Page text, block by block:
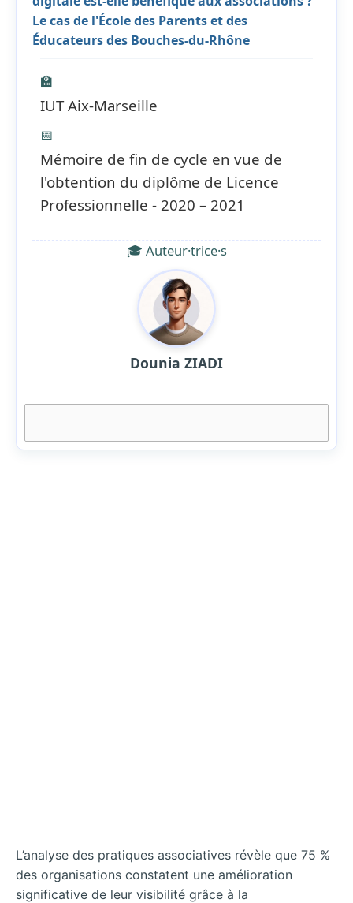
Le cas de l'École des Parents et des
Éducateurs des Bouches-du-Rhône
🏫
IUT Aix-Marseille
📅
Mémoire de fin de cycle en vue de
l'obtention du diplôme de Licence
Professionnelle - 2020 – 2021
🎓 Auteur·trice·s
Dounia ZIADI
L’analyse des pratiques associatives révèle que 75 %
des organisations constatent une amélioration
significative de leur visibilité grâce à la